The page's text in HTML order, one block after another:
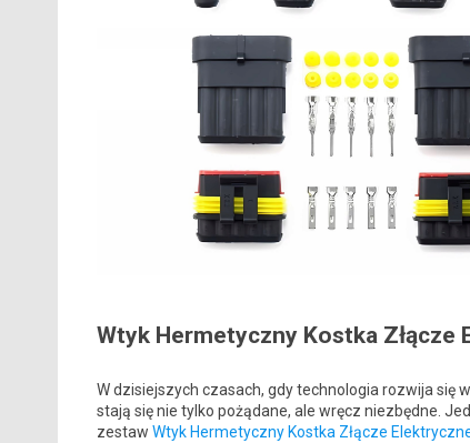
Wtyk Hermetyczny Kostka
W dzisiejszych czasach, gdy technologia rozwija
stają się nie tylko pożądane, ale wręcz niezbędne.
zestaw Wtyk Hermetyczny Kostka Złącze